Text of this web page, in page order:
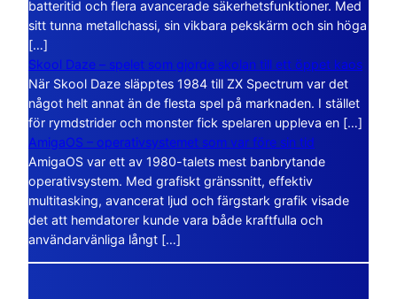
batteritid och flera avancerade säkerhetsfunktioner. Med
sitt tunna metallchassi, sin vikbara pekskärm och sin höga
[…]
Skool Daze – spelet som gjorde skolan till ett öppet kaos
När Skool Daze släpptes 1984 till ZX Spectrum var det
något helt annat än de flesta spel på marknaden. I stället
för rymdstrider och monster fick spelaren uppleva en […]
AmigaOS – operativsystemet som var före sin tid
AmigaOS var ett av 1980-talets mest banbrytande
operativsystem. Med grafiskt gränssnitt, effektiv
multitasking, avancerat ljud och färgstark grafik visade
det att hemdatorer kunde vara både kraftfulla och
användarvänliga långt […]